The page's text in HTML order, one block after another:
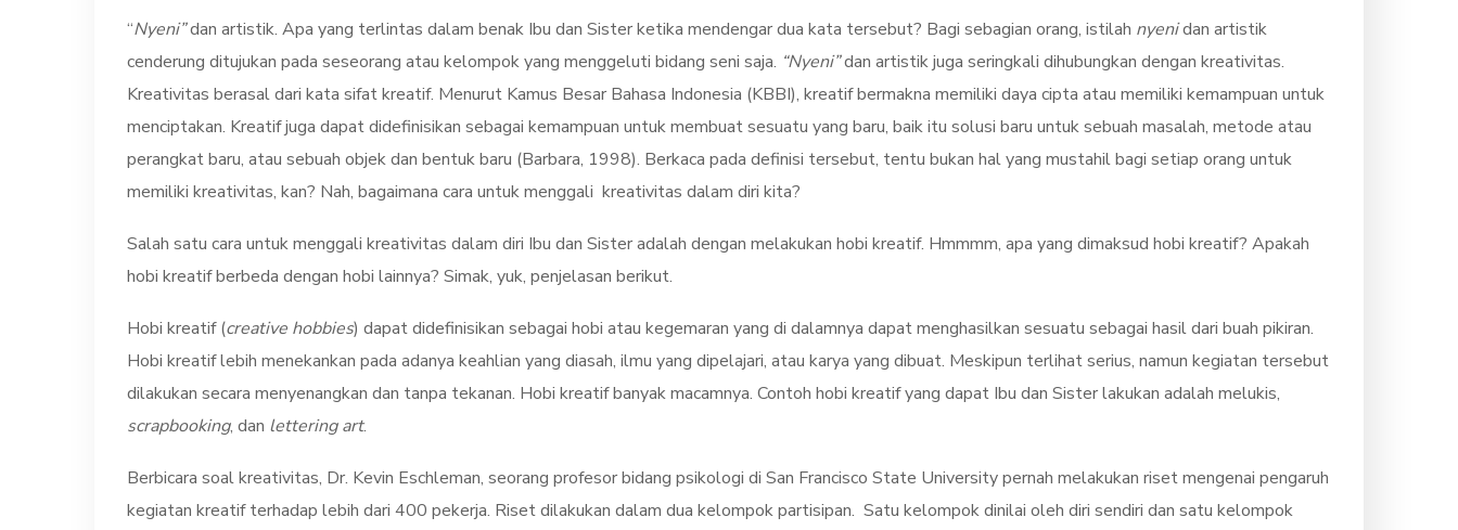
“Nyeni”dan artistik. Apa yang terlintas dalam benak Ibu dan Sister ketika mendengar dua kata tersebut? Bagi sebagian orang, istilah nyenidan artistik
cenderung ditujukan pada seseorang atau kelompok yang menggeluti bidang seni saja. “Nyeni”dan artistik juga seringkali dihubungkan dengan kreativitas.
Kreativitas berasal dari kata sifat kreatif. Menurut Kamus Besar Bahasa Indonesia (KBBI), kreatif bermakna memiliki daya cipta atau memiliki kemampuan untuk
menciptakan. Kreatif juga dapat didefinisikan sebagai kemampuan untuk membuat sesuatu yang baru, baik itu solusi baru untuk sebuah masalah, metode atau
perangkat baru, atau sebuah objek dan bentuk baru (Barbara, 1998). Berkaca pada definisi tersebut, tentu bukan hal yang mustahil bagi setiap orang untuk
memiliki kreativitas, kan? Nah, bagaimana cara untuk menggali kreativitas dalam diri kita?
Salah satu cara untuk menggali kreativitas dalam diri Ibu dan Sister adalah dengan melakukan hobi kreatif. Hmmmm, apa yang dimaksud hobi kreatif? Apakah
hobi kreatif berbeda dengan hobi lainnya? Simak, yuk, penjelasan berikut.
Hobi kreatif (creative hobbies) dapat didefinisikan sebagai hobi atau kegemaran yang di dalamnya dapat menghasilkan sesuatu sebagai hasil dari buah pikiran.
Hobi kreatif lebih menekankan pada adanya keahlian yang diasah, ilmu yang dipelajari, atau karya yang dibuat. Meskipun terlihat serius, namun kegiatan tersebut
dilakukan secara menyenangkan dan tanpa tekanan. Hobi kreatif banyak macamnya. Contoh hobi kreatif yang dapat Ibu dan Sister lakukan adalah melukis,
scrapbooking, dan lettering art.
Berbicara soal kreativitas, Dr. Kevin Eschleman, seorang profesor bidang psikologi di San Francisco State University pernah melakukan riset mengenai pengaruh
kegiatan kreatif terhadap lebih dari 400 pekerja. Riset dilakukan dalam dua kelompok partisipan. Satu kelompok dinilai oleh diri sendiri dan satu kelompok